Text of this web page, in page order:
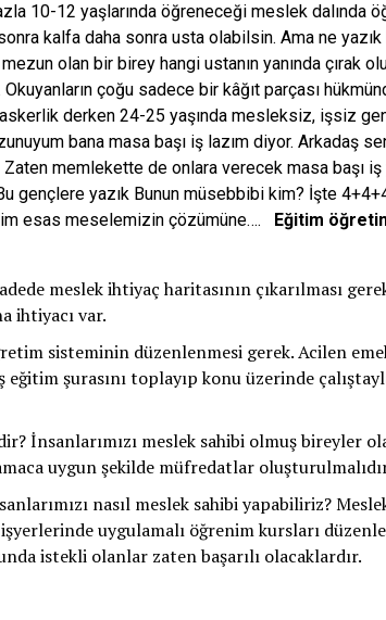
10-12 yaşlarında öğreneceği meslek dalında
kalfa daha sonra usta olabilsin. Ama ne yazık
olan bir birey hangi ustanın yanında çırak
çoğu sadece bir kâğıt parçası
derken 24-25 yaşında mesleksiz, işsiz
bana masa başı iş lazım diyor. Arkadaş
memlekette de onlara verecek masa başı
gençlere yazık Bunun müsebbibi kim? İşte
esas meselemizin çözümüne…. Eğitim
meslek ihtiyaç haritasının çıkarılması
ihtiyacı var.
sisteminin düzenlenmesi gerek. Acilen
şurasını toplayıp konu üzerinde
İnsanlarımızı meslek sahibi olmuş bireyler
uygun şekilde müfredatlar
nasıl meslek sahibi yapabiliriz?
uygulamalı öğrenim kursları
istekli olanlar zaten başarılı olacaklardır.